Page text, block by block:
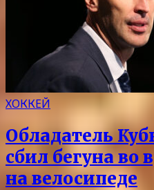
ХОККЕЙ
Обладатель
сбил бегуна во
на велосипеде